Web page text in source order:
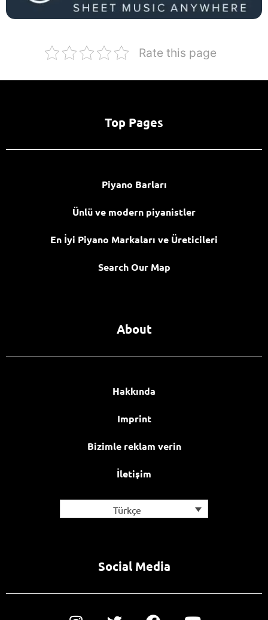
Rate this page
Top Pages
Piyano Barları
Ünlü ve modern piyanistler
En İyi Piyano Markaları ve Üreticileri
Search Our Map
About
Hakkında
Imprint
Bizimle reklam verin
İletişim
Türkçe
Social Media